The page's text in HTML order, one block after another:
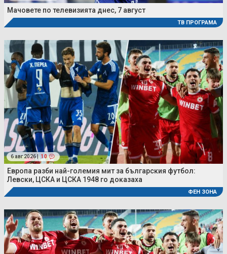
Мачовете по телевизията днес, 7 август
ТВ ПРОГРАМА
6 авг 2026 | 10
Европа разби най-големия мит за българския футбол:
Левски, ЦСКА и ЦСКА 1948 го доказаха
ФЕН ЗОНА